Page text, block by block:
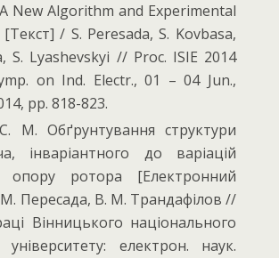
New Algorithm and Experimental
/ S. Peresada, S. Kovbasa,
S. Lyashevskyi // Proc. ISIE 2014
on Ind. Electr., 01 – 04 Jun.,
pp. 818-823.
М. Обґрунтування структури
інваріантного до варіацій
опору ротора [Електронний
М. Пересада, В. М. Трандафілов //
Вінницького національного
університету: електрон. наук.